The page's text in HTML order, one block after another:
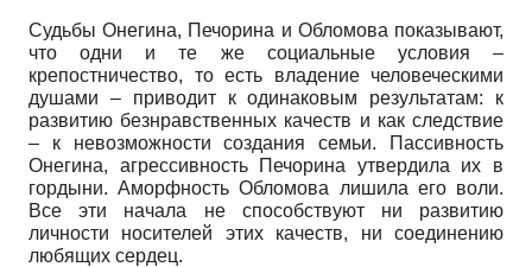
Судьбы Онегина, Печорина и Обломова показывают,
что одни и те же социальные условия –
крепостничество, то есть владение человеческими
душами – приводит к одинаковым результатам: к
развитию безнравственных качеств и как следствие
– к невозможности создания семьи. Пассивность
Онегина, агрессивность Печорина утвердила их в
гордыни. Аморфность Обломова лишила его воли.
Все эти начала не способствуют ни развитию
личности носителей этих качеств, ни соединению
любящих сердец.